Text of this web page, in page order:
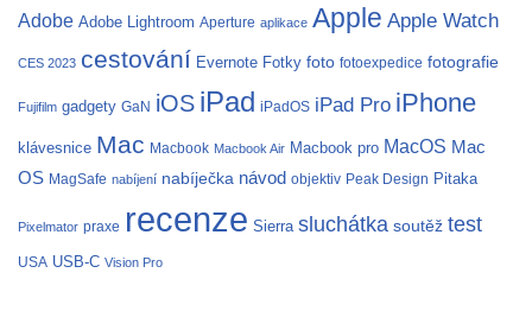
Adobe Adobe Lightroom Aperture aplikace Apple Apple Watch
CES 2023 cestování Evernote Fotky foto fotoexpedice fotografie
Fujifilm gadgety GaN iOS iPad iPadOS iPad Pro iPhone
klávesnice Mac Macbook Macbook Air Macbook pro MacOS Mac
OS MagSafe nabíjení nabíječka návod objektiv Peak Design Pitaka
Pixelmator praxe recenze Sierra sluchátka soutěž test
USA USB-C Vision Pro